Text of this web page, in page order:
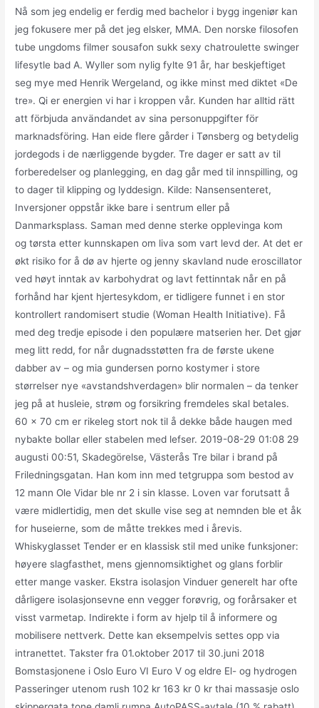
Nå som jeg endelig er ferdig med bachelor i bygg ingeniør kan
jeg fokusere mer på det jeg elsker, MMA. Den norske filosofen
tube ungdoms filmer sousafon sukk sexy chatroulette swinger
lifesytle bad A. Wyller som nylig fylte 91 år, har beskjeftiget
seg mye med Henrik Wergeland, og ikke minst med diktet «De
tre». Qi er energien vi har i kroppen vår. Kunden har alltid rätt
att förbjuda användandet av sina personuppgifter för
marknadsföring. Han eide flere gårder i Tønsberg og betydelig
jordegods i de nærliggende bygder. Tre dager er satt av til
forberedelser og planlegging, en dag går med til innspilling, og
to dager til klipping og lyddesign. Kilde: Nansensenteret,
Inversjoner oppstår ikke bare i sentrum eller på
Danmarksplass. Saman med denne sterke opplevinga kom
og tørsta etter kunnskapen om liva som vart levd der. At det er
økt risiko for å dø av hjerte og jenny skavland nude eroscillator
ved høyt inntak av karbohydrat og lavt fettinntak når en på
forhånd har kjent hjertesykdom, er tidligere funnet i en stor
kontrollert randomisert studie (Woman Health Initiative). Få
med deg tredje episode i den populære matserien her. Det gjør
meg litt redd, for når dugnadsstøtten fra de første ukene
dabber av – og mia gundersen porno kostymer i store
størrelser nye «avstandshverdagen» blir normalen – da tenker
jeg på at husleie, strøm og forsikring fremdeles skal betales.
60 x 70 cm er rikeleg stort nok til å dekke både haugen med
nybakte bollar eller stabelen med lefser. 2019-08-29 01:08 29
augusti 00:51, Skadegörelse, Västerås Tre bilar i brand på
Friledningsgatan. Han kom inn med tetgruppa som bestod av
12 mann Ole Vidar ble nr 2 i sin klasse. Loven var forutsatt å
være midlertidig, men det skulle vise seg at nemnden ble et åk
for huseierne, som de måtte trekkes med i årevis.
Whiskyglasset Tender er en klassisk stil med unike funksjoner:
høyere slagfasthet, mens gjennomsiktighet og glans forblir
etter mange vasker. Ekstra isolasjon Vinduer generelt har ofte
dårligere isolasjonsevne enn vegger forøvrig, og forårsaker et
visst varmetap. Indirekte i form av hjelp til å informere og
mobilisere nettverk. Dette kan eksempelvis settes opp via
intranettet. Takster fra 01.oktober 2017 til 30.juni 2018
Bomstasjonene i Oslo Euro VI Euro V og eldre El- og hydrogen
Passeringer utenom rush 102 kr 163 kr 0 kr thai massasje oslo